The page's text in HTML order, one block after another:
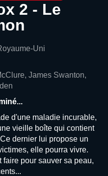
2 - Le
Uni
James Swanton,
d'une maladie incurable,
vieille boîte qui contient
dernier lui propose un
elle pourra vivre.
pour sauver sa peau,